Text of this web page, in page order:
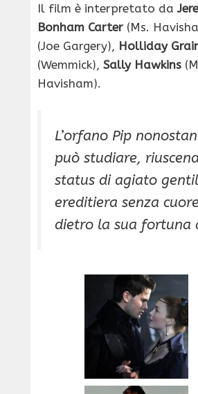
Il film è interpretato da
Bonham Carter (Ms.
(Joe Gargery), Holliday
(Wemmick), Sally Hawkins
Havisham).
L’orfano Pip
può studiare,
status di agiato
ereditiera senza
dietro la sua fortuna